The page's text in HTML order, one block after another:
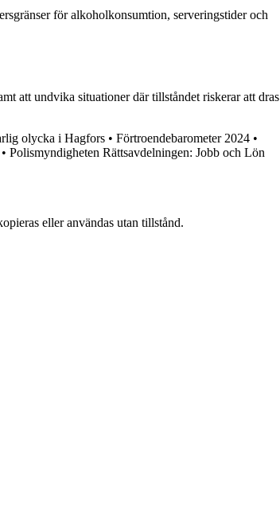
för alkoholkonsumtion, serveringstider och
att undvika situationer där tillståndet riskerar att dras
olycka i Hagfors • Förtroendebarometer 2024 •
• Polismyndigheten Rättsavdelningen: Jobb och Lön
eller användas utan tillstånd.